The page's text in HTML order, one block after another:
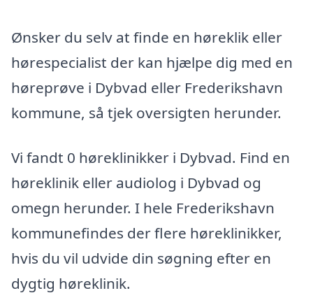
Ønsker du selv at finde en høreklik eller
hørespecialist der kan hjælpe dig med en
høreprøve i Dybvad eller Frederikshavn
kommune, så tjek oversigten herunder.
Vi fandt 0 høreklinikker i Dybvad. Find en
høreklinik eller audiolog i Dybvad og
omegn herunder. I hele Frederikshavn
kommunefindes der flere høreklinikker,
hvis du vil udvide din søgning efter en
dygtig høreklinik.